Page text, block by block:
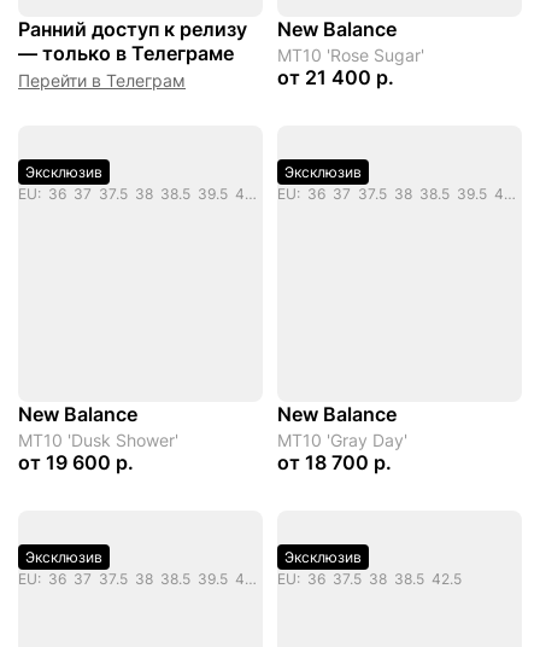
Ранний доступ к релизу
— только в Телеграме
Перейти в Телеграм
New Balance
MT10 'Rose Sugar'
от 21 400 р.
Эксклюзив
EU: 36 37 37.5 38 38.5 39.5 40 40.5 41.5 42 45 46.5
New Balance
MT10 'Dusk Shower'
от 19 600 р.
Эксклюзив
EU: 36 37 37.5 38 38.5 39.5 40 40.5 41.5 42 42.5 43 44 44.5 45 46.5
New Balance
MT10 'Gray Day'
от 18 700 р.
Эксклюзив
EU: 36 37 37.5 38 38.5 39.5 40 40.5 41.5 42 42.5 43 44 45 46.5
Эксклюзив
EU: 36 37.5 38 38.5 42.5